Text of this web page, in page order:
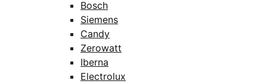
Bosch
Siemens
Candy
Zerowatt
Iberna
Electrolux